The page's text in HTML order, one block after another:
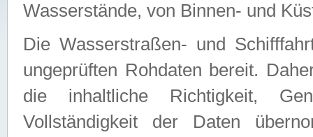
Wasserstände, von Binnen- und
Die Wasserstraßen- und
ungeprüften Rohdaten bereit.
die inhaltliche Richtigkeit,
Vollständigkeit der Daten